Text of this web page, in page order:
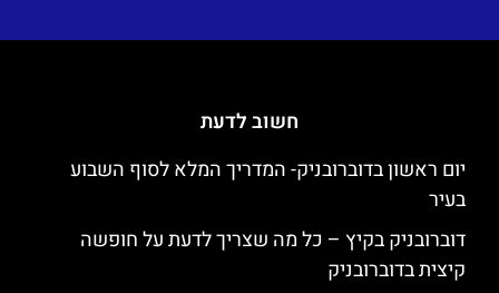
חשוב לדעת
יום ראשון בדוברובניק- המדריך המלא לסוף השבוע
בעיר
דוברובניק בקיץ – כל מה שצריך לדעת על חופשה
קיצית בדוברובניק